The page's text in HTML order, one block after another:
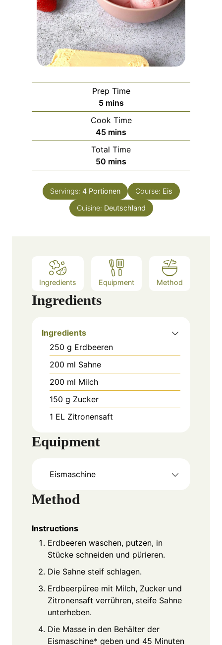
Prep Time
5m
i
n
u
t
e
s
mins
Cook Time
45m
i
n
u
e
s
mins
Total Time
50 m
i
n
u
t
mins
Servings: 4 Portionen Course: Eis
Cuisine: Deutschland
Ingredients Equipment Method
Ingredients
Ingredients
250 g Erdbeeren
200 ml Sahne
200 ml Milch
150 g Zucker
1 EL Zitronensaft
Equipment
Eismaschine
Method
Instructions
Erdbeeren waschen, putzen, in
Stücke schneiden und pürieren.
Die Sahne steif schlagen.
Erdbeerpüree mit Milch, Zucker und
Zitronensaft verrühren, steife Sahne
unterheben.
Die Masse in den Behälter der
Eismaschine* geben und 45 Minuten